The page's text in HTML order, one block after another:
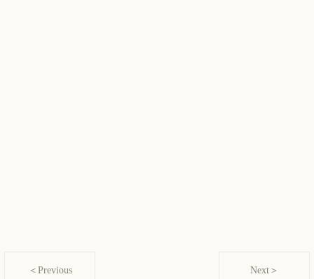
＜Previous Next＞